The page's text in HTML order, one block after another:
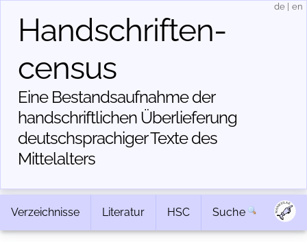
Handschriften­
census
Eine Bestandsaufnahme der
handschriftlichen Über­lieferung
deutschsprachiger Texte des
Mittelalters
de en
Verzeichnisse Literatur HSC Suche